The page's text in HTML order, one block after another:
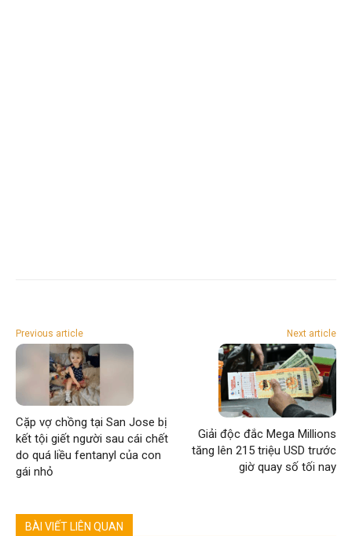
Previous article
Cặp vợ chồng tại San Jose bị
kết tội giết người sau cái chết
do quá liều fentanyl của con
gái nhỏ
Next article
Giải độc đắc Mega Millions
tăng lên 215 triệu USD trước
giờ quay số tối nay
BÀI VIẾT LIÊN QUAN